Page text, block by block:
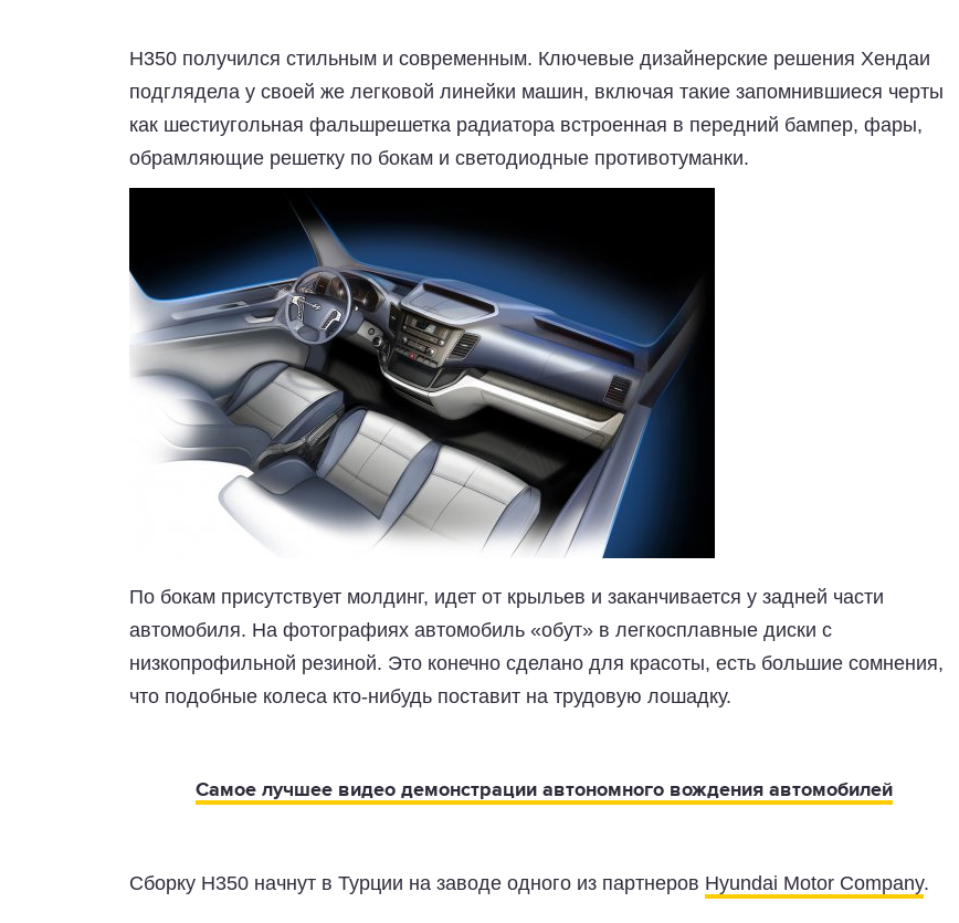
H350 получился стильным и современным. Ключевые дизайнерские решения Хендаи
подглядела у своей же легковой линейки машин, включая такие запомнившиеся черты
как шестиугольная фальшрешетка радиатора встроенная в передний бампер, фары,
обрамляющие решетку по бокам и светодиодные противотуманки.
По бокам присутствует молдинг, идет от крыльев и заканчивается у задней части
автомобиля. На фотографиях автомобиль «обут» в легкосплавные диски с
низкопрофильной резиной. Это конечно сделано для красоты, есть большие сомнения,
что подобные колеса кто-нибудь поставит на трудовую лошадку.
Самое лучшее видео демонстрации автономного вождения автомобилей
Сборку H350 начнут в Турции на заводе одного из партнеров Hyundai Motor Company.